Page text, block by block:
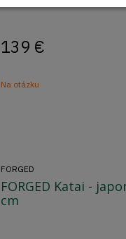
139 €
Na otázku
FORGED
FORGED Katai -
cm